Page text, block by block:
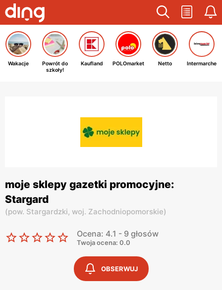
Wakacje
Powrót do
szkoły!
Kaufland POLOmarket Netto Intermarche
moje sklepy gazetki promocyjne:
Stargard
(pow. Stargardzki, woj. Zachodniopomorskie)
Ocena: 4.1 - 9 głosów
Twoja ocena: 0.0
OBSERWUJ